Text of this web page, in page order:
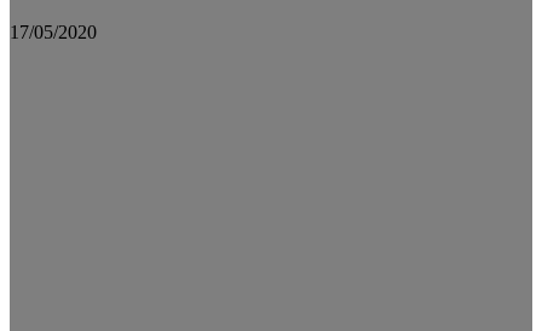
17/05/2020